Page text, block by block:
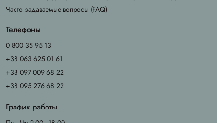
Часто задаваемые вопросы (FAQ)
Телефоны
0 800 35 95 13
+38 063 625 01 61
+38 097 009 68 22
+38 095 276 68 22
График работы